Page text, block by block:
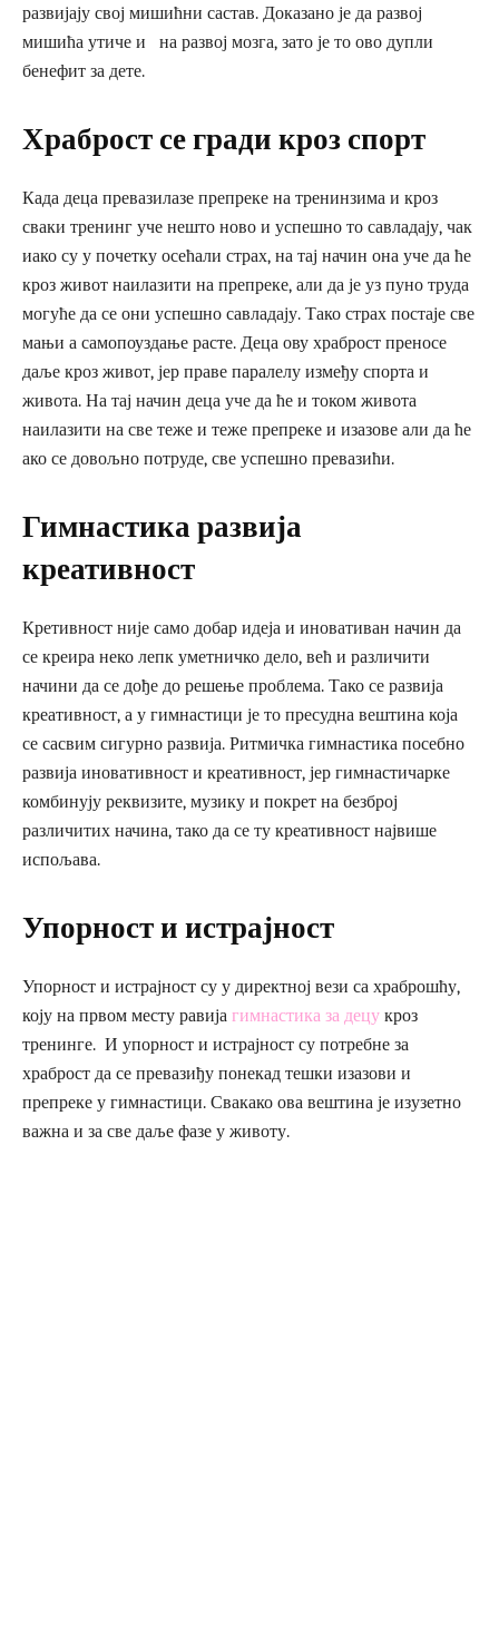
развијају свој мишићни састав. Доказано је да развој
мишића утиче и на развој мозга, зато је то ово дупли
бенефит за дете.
Храброст се гради кроз спорт
Када деца превазилазе препреке на тренинзима и кроз
сваки тренинг уче нешто ново и успешно то савладају, чак
иако су у почетку осећали страх, на тај начин она уче да ће
кроз живот наилазити на препреке, али да је уз пуно труда
могуће да се они успешно савладају. Тако страх постаје све
мањи а самопоуздање расте. Деца ову храброст преносе
даље кроз живот, јер праве паралелу између спорта и
живота. На тај начин деца уче да ће и током живота
наилазити на све теже и теже препреке и изазове али да ће
ако се довољно потруде, све успешно превазићи.
Гимнастика развија
креативност
Кретивност није само добар идеја и иновативан начин да
се креира неко лепк уметничко дело, већ и различити
начини да се дође до решење проблема. Тако се развија
креативност, а у гимнастици је то пресудна вештина која
се сасвим сигурно развија. Ритмичка гимнастика посебно
развија иновативност и креативност, јер гимнастичарке
комбинују реквизите, музику и покрет на безброј
различитих начина, тако да се ту креативност највише
испољава.
Упорност и истрајност
Упорност и истрајност су у директној вези са храброшћу,
коју на првом месту равија гимнастика за децу кроз
тренинге. И упорност и истрајност су потребне за
храброст да се превазиђу понекад тешки изазови и
препреке у гимнастици. Свакако ова вештина је изузетно
важна и за све даље фазе у животу.